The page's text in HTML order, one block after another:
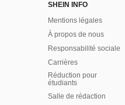
SHEIN INFO
Mentions légales
À propos de nous
Responsabilité sociale
Carrières
Réduction pour
étudiants
Salle de rédaction